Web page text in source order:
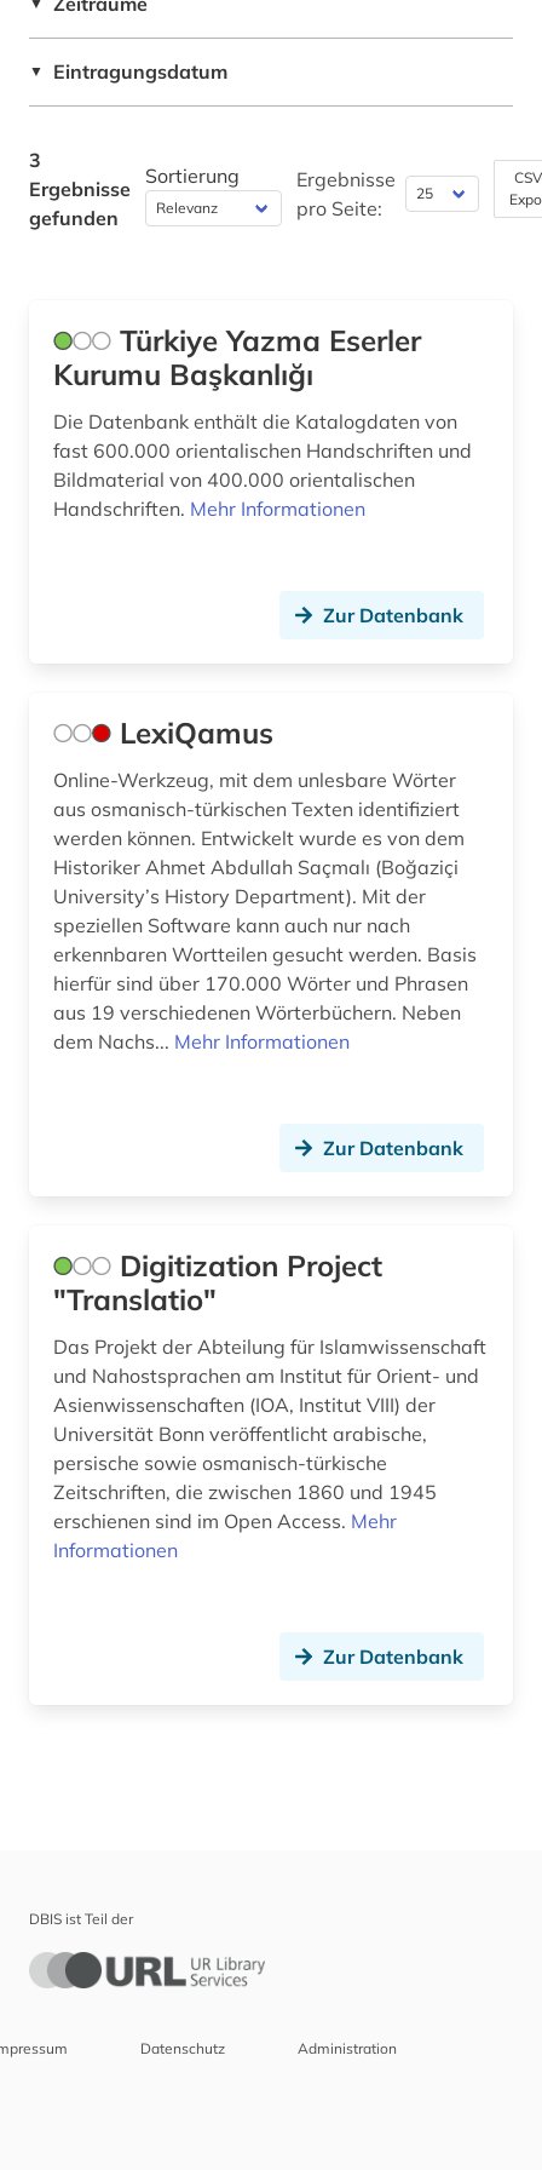
Philosophie (1)
Politologie (1)
Psychologie (0)
Slavistik (0)
Soziologie (1)
Sport (0)
Südostasienkunde (0)
Theologie und Religionswissenschaften (1)
Werkstoffwissenschaften und
Wissenschaftskunde, Forschung, Hochschul-,
Museumswesen (0)
▼ Eintragungsdatum
3
Ergebnisse
gefunden
Sortierung
Ergebnisse
pro Seite:
Türkiye Yazma Eserler
Kurumu Başkanlığı
Die Datenbank enthält die Katalogdaten von
fast 600.000 orientalischen Handschriften und
Bildmaterial von 400.000 orientalischen
Handschriften. Mehr Informationen
Zur Datenbank
LexiQamus
Online-Werkzeug, mit dem unlesbare Wörter
aus osmanisch-türkischen Texten identifiziert
werden können. Entwickelt wurde es von dem
Historiker Ahmet Abdullah Saçmalı (Boğaziçi
University’s History Department). Mit der
speziellen Software kann auch nur nach
erkennbaren Wortteilen gesucht werden. Basis
hierfür sind über 170.000 Wörter und Phrasen
aus 19 verschiedenen Wörterbüchern. Neben
dem Nachs... Mehr Informationen
Zur Datenbank
Digitization Project
"Translatio"
Das Projekt der Abteilung für Islamwissenschaft
und Nahostsprachen am Institut für Orient- und
Asienwissenschaften (IOA, Institut VIII) der
Universität Bonn veröffentlicht arabische,
persische sowie osmanisch-türkische
Zeitschriften, die zwischen 1860 und 1945
erschienen sind im Open Access. Mehr
Informationen
Zur Datenbank
DBIS ist Teil der
Datenschutz Administration